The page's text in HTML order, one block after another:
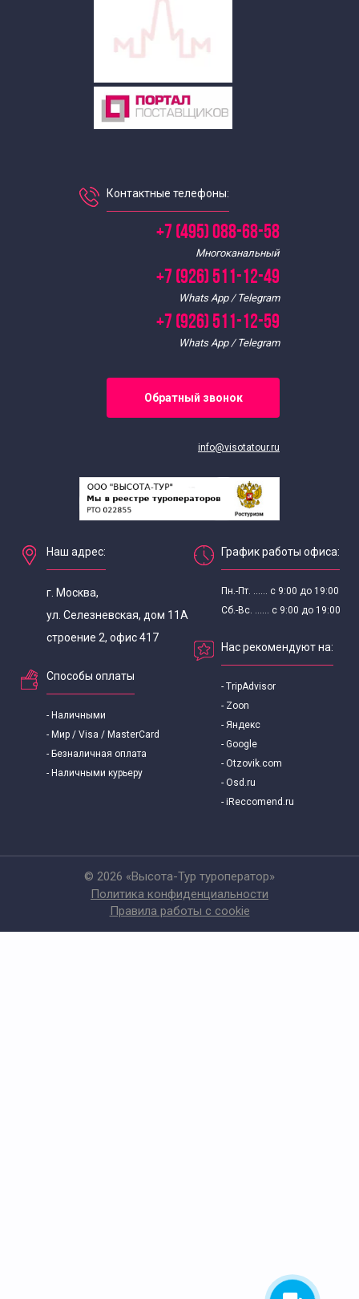
Контактные телефоны:
+7 (495) 088-68-58
Многоканальный
+7 (926) 511-12-49
Whats App / Telegram
+7 (926) 511-12-59
Whats App / Telegram
Обратный звонок
info@visotatour.ru
Наш адрес:
г. Москва,
ул. Селезневская, дом 11А
строение 2, офис 417
Способы оплаты
- Наличными
- Мир / Visa / MasterCard
- Безналичная оплата
- Наличными курьеру
График работы офиса:
Пн.-Пт. ...... с 9:00 до 19:00
Сб.-Вс. ...... с 9:00 до 19:00
Нас рекомендуют на:
- TripAdvisor
- Zoon
- Яндекс
- Google
- Otzovik.com
- Osd.ru
- iReccomend.ru
© 2026 «Высота-Тур туроператор»
Политика конфиденциальности
Правила работы с cookie